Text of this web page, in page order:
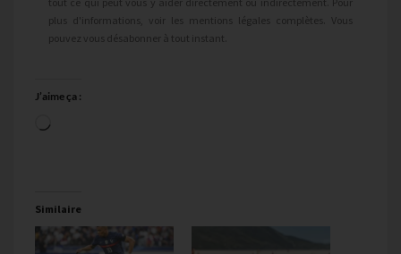
plus d'informations, voir les mentions légales complètes. Vous
pouvez vous désabonner à tout instant.
J’aime ça :
Similaire